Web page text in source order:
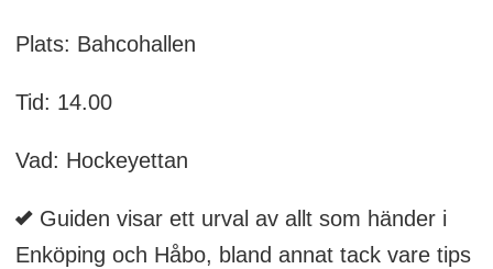
Plats: Bahcohallen
Tid: 14.00
Vad: Hockeyettan
Guiden visar ett urval av allt som händer i
Enköping och Håbo, bland annat tack vare tips